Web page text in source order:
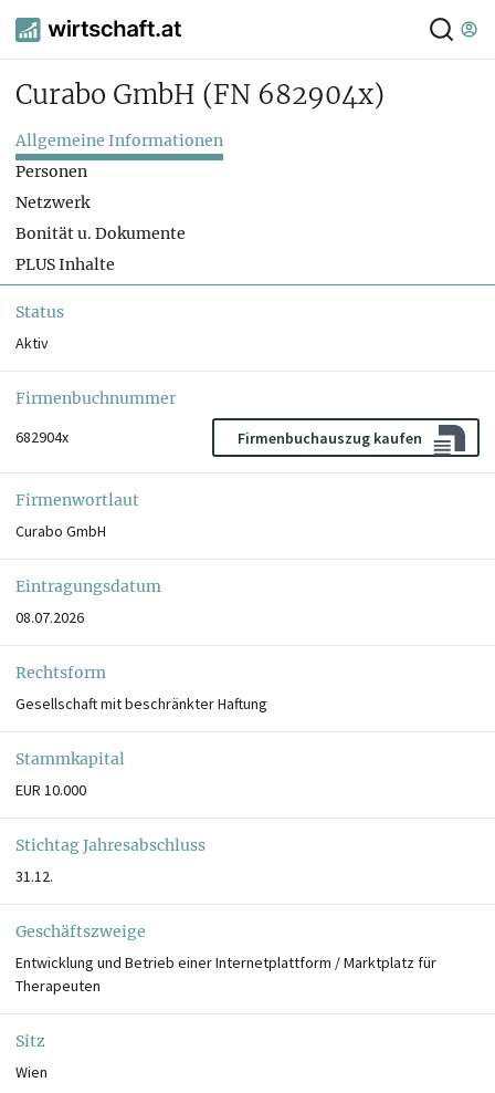
Curabo GmbH (FN 682904x)
Allgemeine Informationen
Personen
Netzwerk
Bonität u. Dokumente
PLUS Inhalte
Status
Aktiv
Firmenbuchnummer
682904x
Firmenbuchauszug kaufen
Firmenwortlaut
Curabo GmbH
Eintragungsdatum
08.07.2026
Rechtsform
Gesellschaft mit beschränkter Haftung
Stammkapital
EUR 10.000
Stichtag Jahresabschluss
31.12.
Geschäftszweige
Entwicklung und Betrieb einer Internetplattform / Marktplatz für
Therapeuten
Sitz
Wien